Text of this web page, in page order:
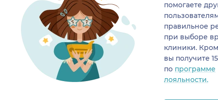
помогаете
правильное
при выборе
клиники.
вы получите
по программе
лояльности.